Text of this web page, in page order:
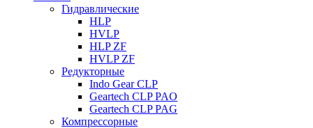
Гидравлические
HLP
HVLP
HLP ZF
HVLP ZF
Редукторные
Indo Gear CLP
Geartech CLP PAO
Geartech CLP PAG
Компрессорные